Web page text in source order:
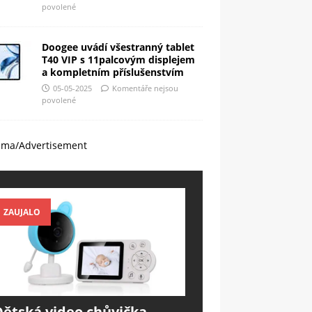
povolené
Doogee uvádí všestranný tablet
T40 VIP s 11palcovým displejem
a kompletním příslušenstvím
05-05-2025
Komentáře nejsou
povolené
Advertisement
ZAUJALO